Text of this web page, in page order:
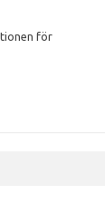
för